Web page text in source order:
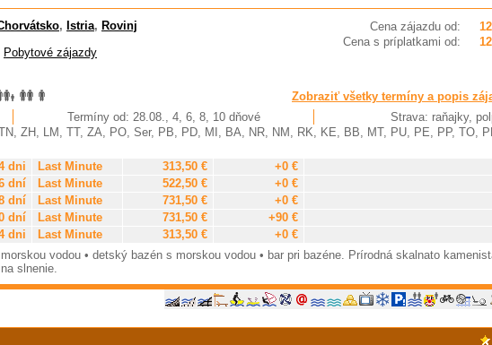
Cena zájazdu od:
Cena s príplatkami od:
, Istria, Rovinj
Pobytové zájazdy
Zobraziť všetky termíny a popis
Termíny od: 28.08., 4, 6, 8, 10 dňové
Strava: raňajky,
ZH, LM, TT, ZA, PO, Ser, PB, PD, MI, BA, NR, NM, RK, KE, BB, MT, PU, PE, PP, TO,
dni Last Minute 313,50 €
+0 €
dní Last Minute 522,50 €
+0 €
dní Last Minute 731,50 €
+0 €
dní Last Minute 731,50 €
+90 €
dni Last Minute 313,50 €
+0 €
vodou • detský bazén s morskou vodou • bar pri bazéne. Prírodná skalnato
slnenie.